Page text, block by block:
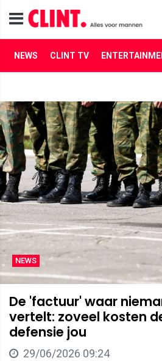
NEWS CLINT TV
NEWS
De 'factuur' waar
vertelt: zoveel kosten
defensie jou
29/06/2026 09:24